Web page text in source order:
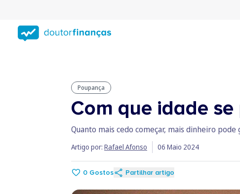
conteúdo
principal
Poupança
Com que idade
Quanto mais cedo começar, mais dinheiro
Artigo por: Rafael Afonso 06 Maio 2024
0 Gostos Partilhar artigo